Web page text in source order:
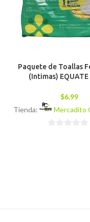
Paquete de Toallas
(Intimas) EQUATE
$6.99
Tienda:
Mercadito